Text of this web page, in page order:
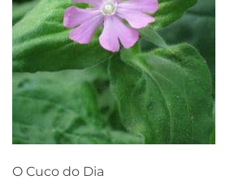
O Cuco do Dia